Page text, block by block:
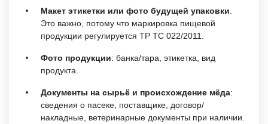
Макет этикетки или фото будущей упаковки.
Это важно, потому что маркировка пищевой
продукции регулируется ТР ТС 022/2011.
Фото продукции: банка/тара, этикетка, вид
продукта.
Документы на сырьё и происхождение мёда:
сведения о пасеке, поставщике, договор/
накладные, ветеринарные документы при наличии.